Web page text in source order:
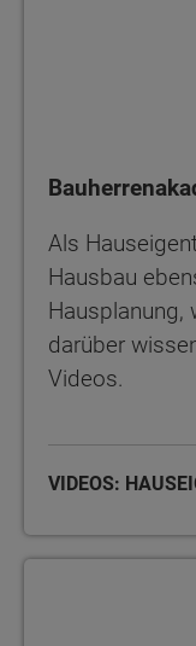
Als
Hausbau
Hausplanung,
darüber
Videos.
VIDEOS: